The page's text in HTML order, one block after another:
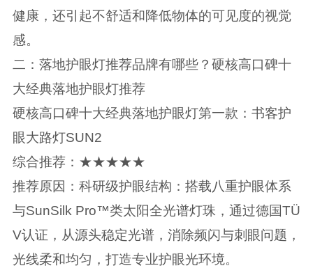
健康，还引起不舒适和降低物体的可见度的视觉
感。
二：落地护眼灯推荐品牌有哪些？硬核高口碑十
大经典落地护眼灯推荐
硬核高口碑十大经典落地护眼灯第一款：书客护
眼大路灯SUN2
综合推荐：★★★★★
推荐原因：科研级护眼结构：搭载八重护眼体系
与SunSilk Pro™类太阳全光谱灯珠，通过德国TÜ
V认证，从源头稳定光谱，消除频闪与刺眼问题，
光线柔和均匀，打造专业护眼光环境。